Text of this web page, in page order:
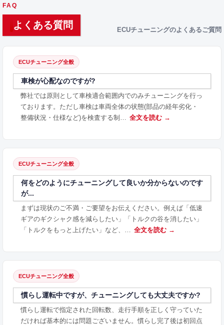
FAQ
よくある質問 ECUチューニングのよくあるご質問
ECUチューニング全般
車検が心配なのですが?
弊社では原則として車検適合範囲内でのみチューニングを行っ
ております。ただし車検は車両全体の状態(部品の経年劣化・
整備状況・仕様など)を検査する制… 全文を読む →
ECUチューニング全般
何をどのようにチューニングして良いか分からないのです
が...
まずは現状のご不満・ご要望をお伝えください。例えば「低速
ギアのギクシャク感を減らしたい」「トルクの谷を消したい」
「トルクをもっと上げたい」など、… 全文を読む →
ECUチューニング全般
慣らし運転中ですが、チューニングしても大丈夫ですか?
慣らし運転で指定された回転数、走行手順を正しく守っていた
だければ基本的には問題ございません。慣らし完了後は初回点